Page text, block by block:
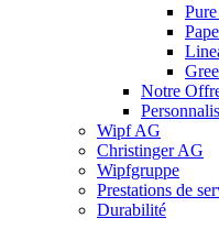
Notre
Wipf AG
Christinger AG
Wipfgruppe
Prestations de
Durabilité